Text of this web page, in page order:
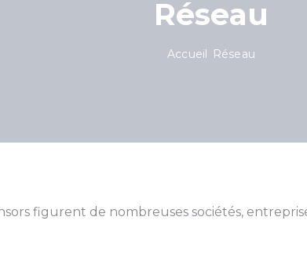
Réseau
Accueil Réseau
figurent de nombreuses sociétés,